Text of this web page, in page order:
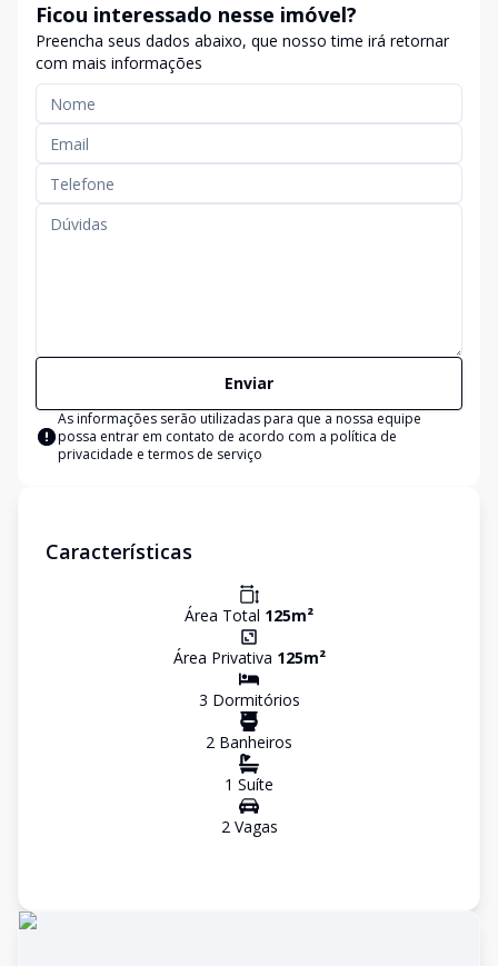
Ficou interessado nesse imóvel?
Preencha seus dados abaixo, que nosso time irá retornar
com mais informações
Enviar
As informações serão utilizadas para que a nossa equipe
possa entrar em contato de acordo com a política de
privacidade e termos de serviço
Características
Área Total 125m²
Área Privativa 125m²
3 Dormitórios
2 Banheiros
1 Suíte
2Vagas